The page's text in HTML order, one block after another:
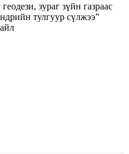
зураг зүйн газраас
тулгуур сүлжээ”